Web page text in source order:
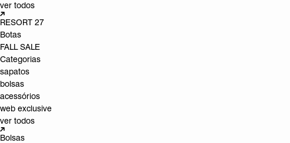
ver todos
RESORT 27
Botas
FALL SALE
Categorias
sapatos
bolsas
acessórios
web exclusive
ver todos
Bolsas